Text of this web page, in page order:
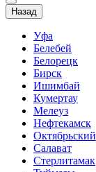
Назад
Уфа
Белебей
Белорецк
Бирск
Ишимбай
Кумертау
Мелеуз
Нефтекамск
Октябрьский
Салават
Стерлитамак